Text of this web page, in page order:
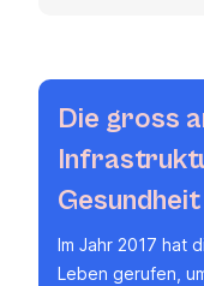
Die gross
Im Jahr 2017 hat
Leben gerufen,